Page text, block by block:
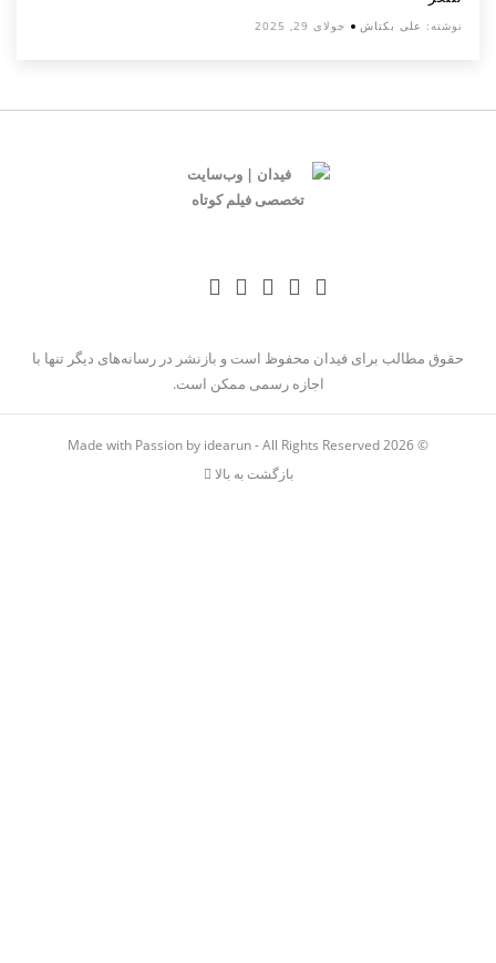
نوشته: علی بکتاش جولای 29, 2025
حقوق مطالب برای فیدان محفوظ است و بازنشر در رسانه‌های دیگر تنها با
اجازه رسمی ممکن است.
© 2026
Made with Passion by idearun- All Rights Reserved
بازگشت به بالا